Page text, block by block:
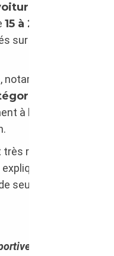
en Italie
15 à 20 %
sur le marché de
sur des
à l’important turn-
répandu chez
la pléthore
seulement 2 ou 4
insolentes et